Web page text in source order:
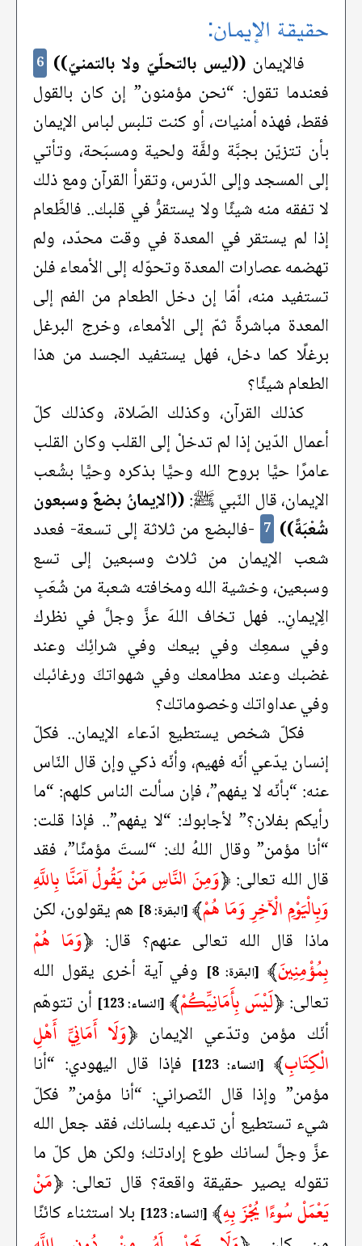
حقيقة الإيمان:
فالإيمان ((ليس بالتحلّيّ ولا بالتمنيّ)) 6
فعندما تقول: “نحن مؤمنون” إن كان بالقول
فقط، فهذه أمنيات، أو كنت تلبس لباس الإيمان
بأن تتزيّن بجبَّة ولفَّة ولحية ومسبَحة، وتأتي
إلى المسجد وإلى الدّرس، وتقرأ القرآن ومع ذلك
لا تفقه منه شيئًا ولا يستقرُّ في قلبك.. فالطَّعام
إذا لم يستقر في المعدة في وقت محدّد، ولم
تهضمه عصارات المعدة وتحوّله إلى الأمعاء فلن
تستفيد منه، أمّا إن دخل الطعام من الفم إلى
المعدة مباشرةً ثمّ إلى الأمعاء، وخرج البرغل
برغلًا كما دخل، فهل يستفيد الجسد من هذا
الطعام شيئًا؟
كذلك القرآن، وكذلك الصّلاة، وكذلك كلّ
أعمال الدّين إذا لم تدخلْ إلى القلب وكان القلب
عامرًا حيًّا بروح الله وحيًّا بذكره وحيًّا بشُعب
الإيمان، قال النّبي ﷺ:((الإيمانُ بضعٌ وسبعون
شُعْبَةً)) 7 -فالبضع من ثلاثة إلى تسعة- فعدد
شعب الإيمان من ثلاث وسبعين إلى تسع
وسبعين، وخشية الله ومخافته شعبة من شُعَبِ
الِإيمانِ.. فهل تخاف اللهَ عزَّ وجلَّ في نظرك
وفي سمعِك وفي بيعك وفي شرائِك وعند
غضبك وعند مطامعك وفي شهواتكَ ورغائبك
وفي عداواتك وخصوماتك؟
فكلّ شخص يستطيع ادّعاء الإيمان.. فكلّ
إنسان يدّعي أنّه فهيم، وأنّه ذكي وإن قال النّاس
عنه: “بأنّه لا يفهم”، فإن سألت الناس كلهم: “ما
رأيكم بفلان؟” لأجابوك: “لا يفهم”.. فإذا قلت:
“أنا مؤمن” وقال اللهُ لك: “لستَ مؤمنًا”، فقد
قال الله تعالى: ﴿وَمِنَ النَّاسِ مَنْ يَقُولُ آمَنَّا بِاللَّهِ
وَبِالْيَوْمِ الْآخِرِ وَمَا هُمْ﴾ [البقرة: 8]
هم يقولون، لكن
ماذا قال الله تعالى عنهم؟ قال: ﴿وَمَا هُمْ
بِمُؤْمِنِينَ﴾ [البقرة: 8]
وفي آية أخرى يقول الله
تعالى: ﴿لَيْسَ بِأَمَانِيِّكُمْ﴾ [النساء: 123]
أن تتوهّم
أنّك مؤمن وتدّعي الإيمان ﴿وَلَا أَمَانِيِّ أَهْلِ
الْكِتَابِ﴾ [النساء: 123]
فإذا قال اليهودي: “أنا
مؤمن” وإذا قال النّصراني: “أنا مؤمن” فكلّ
شيء تستطيع أن تدعيه بلسانك، فقد جعل الله
عزَّ وجلَّ لسانك طوع إرادتك؛ ولكن هل كلّ ما
تقوله يصير حقيقة واقعة؟ قال تعالى: ﴿مَنْ
يَعْمَلْ سُوءًا يُجْزَ بِهِ﴾ [النساء: 123]
بلا استثناء كائنًا